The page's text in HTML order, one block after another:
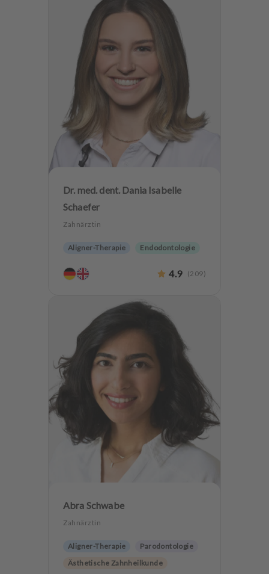
Angstpatienten
Dr. med. dent. Dania Isabelle
Schaefer
Zahnärztin
Aligner-Therapie
Endodontologie
Hochwertiger Zahnersatz
4.9 (209)
Abra Schwabe
Zahnärztin
Aligner-Therapie
Parodontologie
Ästhetische Zahnheilkunde